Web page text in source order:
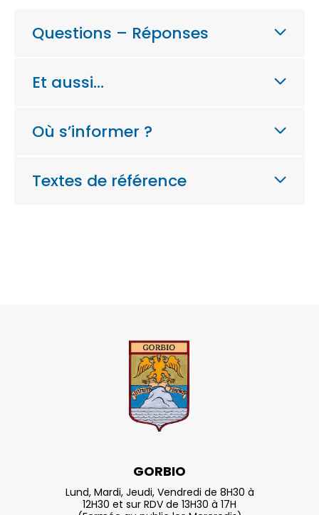
Questions – Réponses
Et aussi…
Où s’informer ?
Textes de référence
GORBIO
Lund, Mardi, Jeudi, Vendredi de 8H30 à
12H30 et sur RDV de 13H30 à 17H